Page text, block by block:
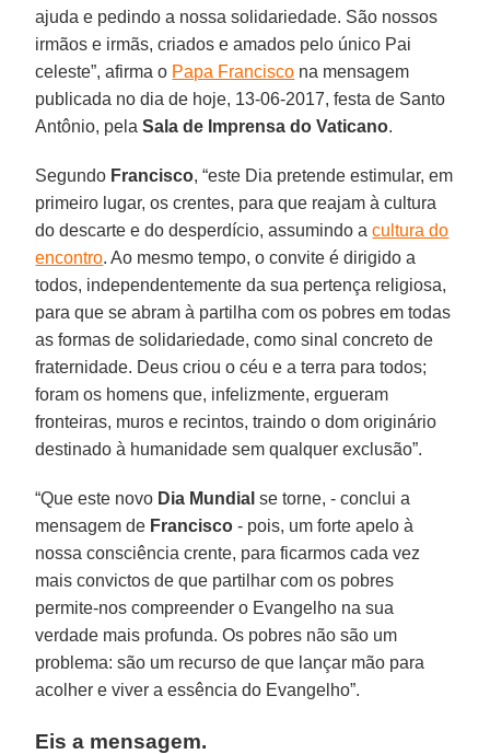
ajuda e pedindo a nossa solidariedade. São nossos
irmãos e irmãs, criados e amados pelo único Pai
celeste”, afirma o Papa Francisco na mensagem
publicada no dia de hoje, 13-06-2017, festa de Santo
Antônio, pela Sala de Imprensa do Vaticano.
Segundo Francisco, “este Dia pretende estimular, em
primeiro lugar, os crentes, para que reajam à cultura
do descarte e do desperdício, assumindo acultura do
encontro. Ao mesmo tempo, o convite é dirigido a
todos, independentemente da sua pertença religiosa,
para que se abram à partilha com os pobres em todas
as formas de solidariedade, como sinal concreto de
fraternidade. Deus criou o céu e a terra para todos;
foram os homens que, infelizmente, ergueram
fronteiras, muros e recintos, traindo o dom originário
destinado à humanidade sem qualquer exclusão”.
“Que este novo Dia Mundial se torne, - conclui a
mensagem de Francisco - pois, um forte apelo à
nossa consciência crente, para ficarmos cada vez
mais convictos de que partilhar com os pobres
permite-nos compreender o Evangelho na sua
verdade mais profunda. Os pobres não são um
problema: são um recurso de que lançar mão para
acolher e viver a essência do Evangelho”.
Eis a mensagem.